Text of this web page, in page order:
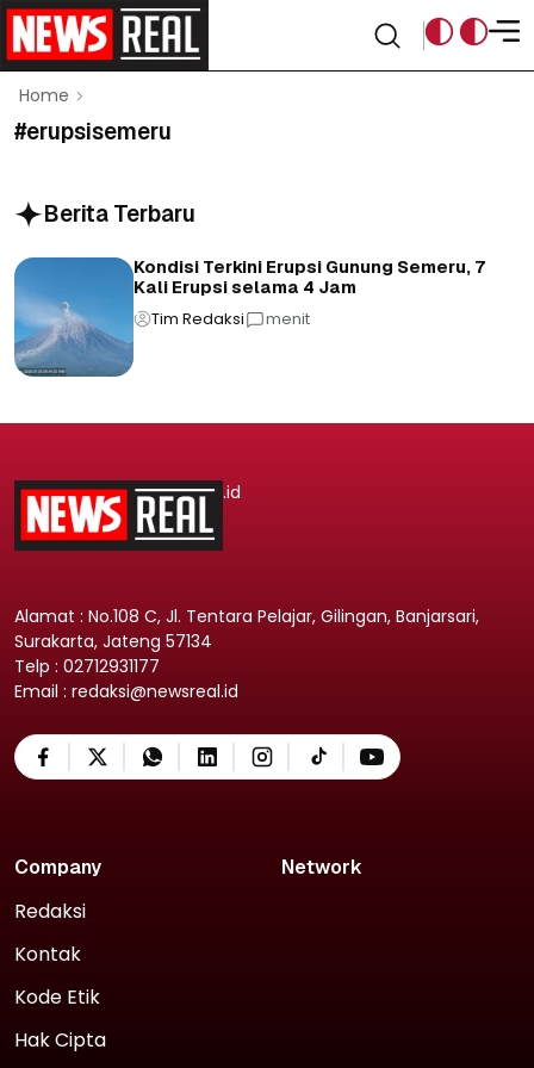
Home
#erupsisemeru
Berita Terbaru
Kondisi Terkini Erupsi Gunung Semeru, 7
Kali Erupsi selama 4 Jam
Tim Redaksi menit
.id
Alamat : No.108 C, Jl. Tentara Pelajar, Gilingan, Banjarsari,
Surakarta, Jateng 57134
Telp : 02712931177
Email : redaksi@newsreal.id
Company
Redaksi
Kontak
Kode Etik
Hak Cipta
Network